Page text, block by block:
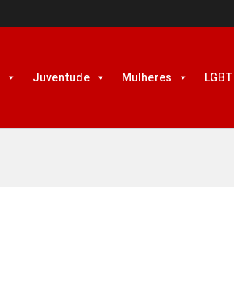
Juventude Mulheres LGBT